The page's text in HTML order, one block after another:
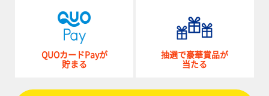
QUOカードPayが
貯まる
抽選で豪華賞品が
当たる